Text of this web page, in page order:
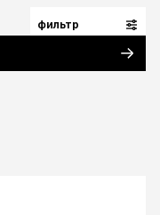
фильтр